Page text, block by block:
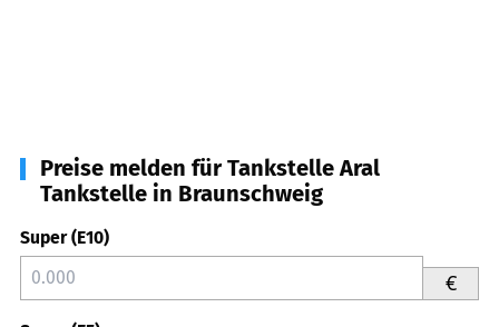
Preise melden für Tankstelle Aral
Tankstelle in Braunschweig
Super (E10)
€